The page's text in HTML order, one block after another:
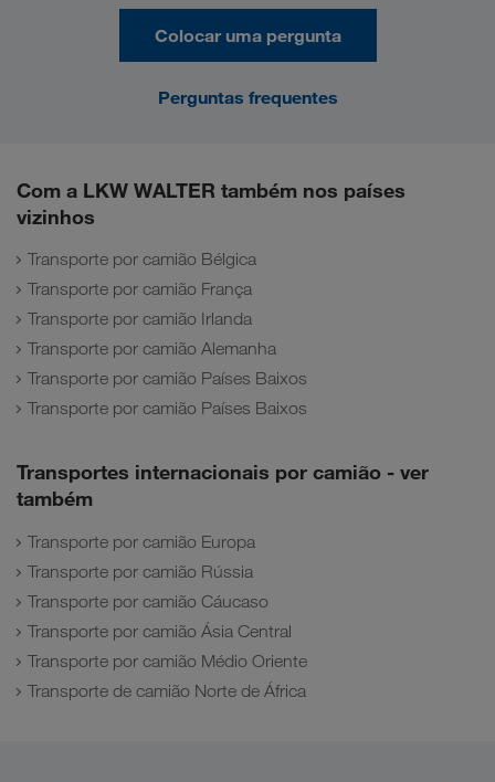
Colocar uma pergunta
Perguntas frequentes
Com a LKW WALTER também nos países
vizinhos
Transporte por camião Bélgica
Transporte por camião França
Transporte por camião Irlanda
Transporte por camião Alemanha
Transporte por camião Países Baixos
Transporte por camião Países Baixos
Transportes internacionais por camião - ver
também
Transporte por camião Europa
Transporte por camião Rússia
Transporte por camião Cáucaso
Transporte por camião Ásia Central
Transporte por camião Médio Oriente
Transporte de camião Norte de África